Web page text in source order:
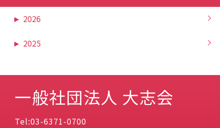
► 2026
► 2025
一般社団法人 大志会
Tel:03-6371-0700